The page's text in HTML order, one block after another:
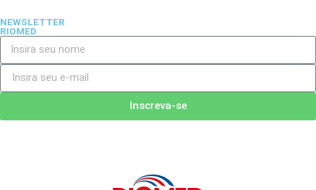
NEWSLETTER
RIOMED
Inscreva-se